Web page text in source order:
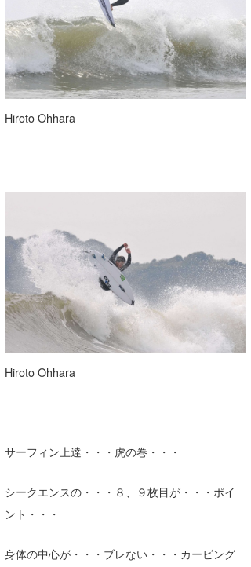
Hiroto Ohhara
Hiroto Ohhara
サーフィン上達・・・虎の巻・・・
シークエンスの・・・８、９枚目が・・・ポイ
ント・・・
身体の中心が・・・ブレない・・・カービング